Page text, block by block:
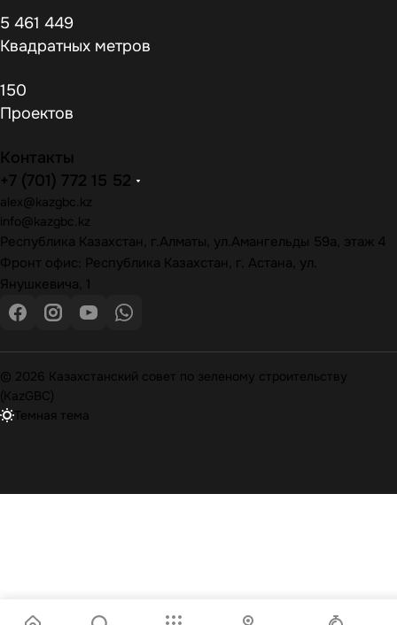
5 461 449
Квадратных метров
150
Проектов
Контакты
+7 (701) 772 15 52
alex@kazgbc.kz
info@kazgbc.kz
Республика Казахстан, г.Алматы, ул.Амангельды 59а, этаж 4
Фронт офис: Республика Казахстан, г. Астана, ул.
Янушкевича, 1
© 2026 Казахстанский совет по зеленому строительству
(KazGBC)
Темная тема